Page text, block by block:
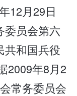
12月29日
委员会第六
共和国兵役
2009年8月2
常务委员会